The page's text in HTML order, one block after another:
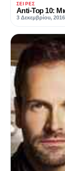
ΣΕΙΡΈΣ
Anti-Top 10:
3 Δεκεμβρίου, 2016